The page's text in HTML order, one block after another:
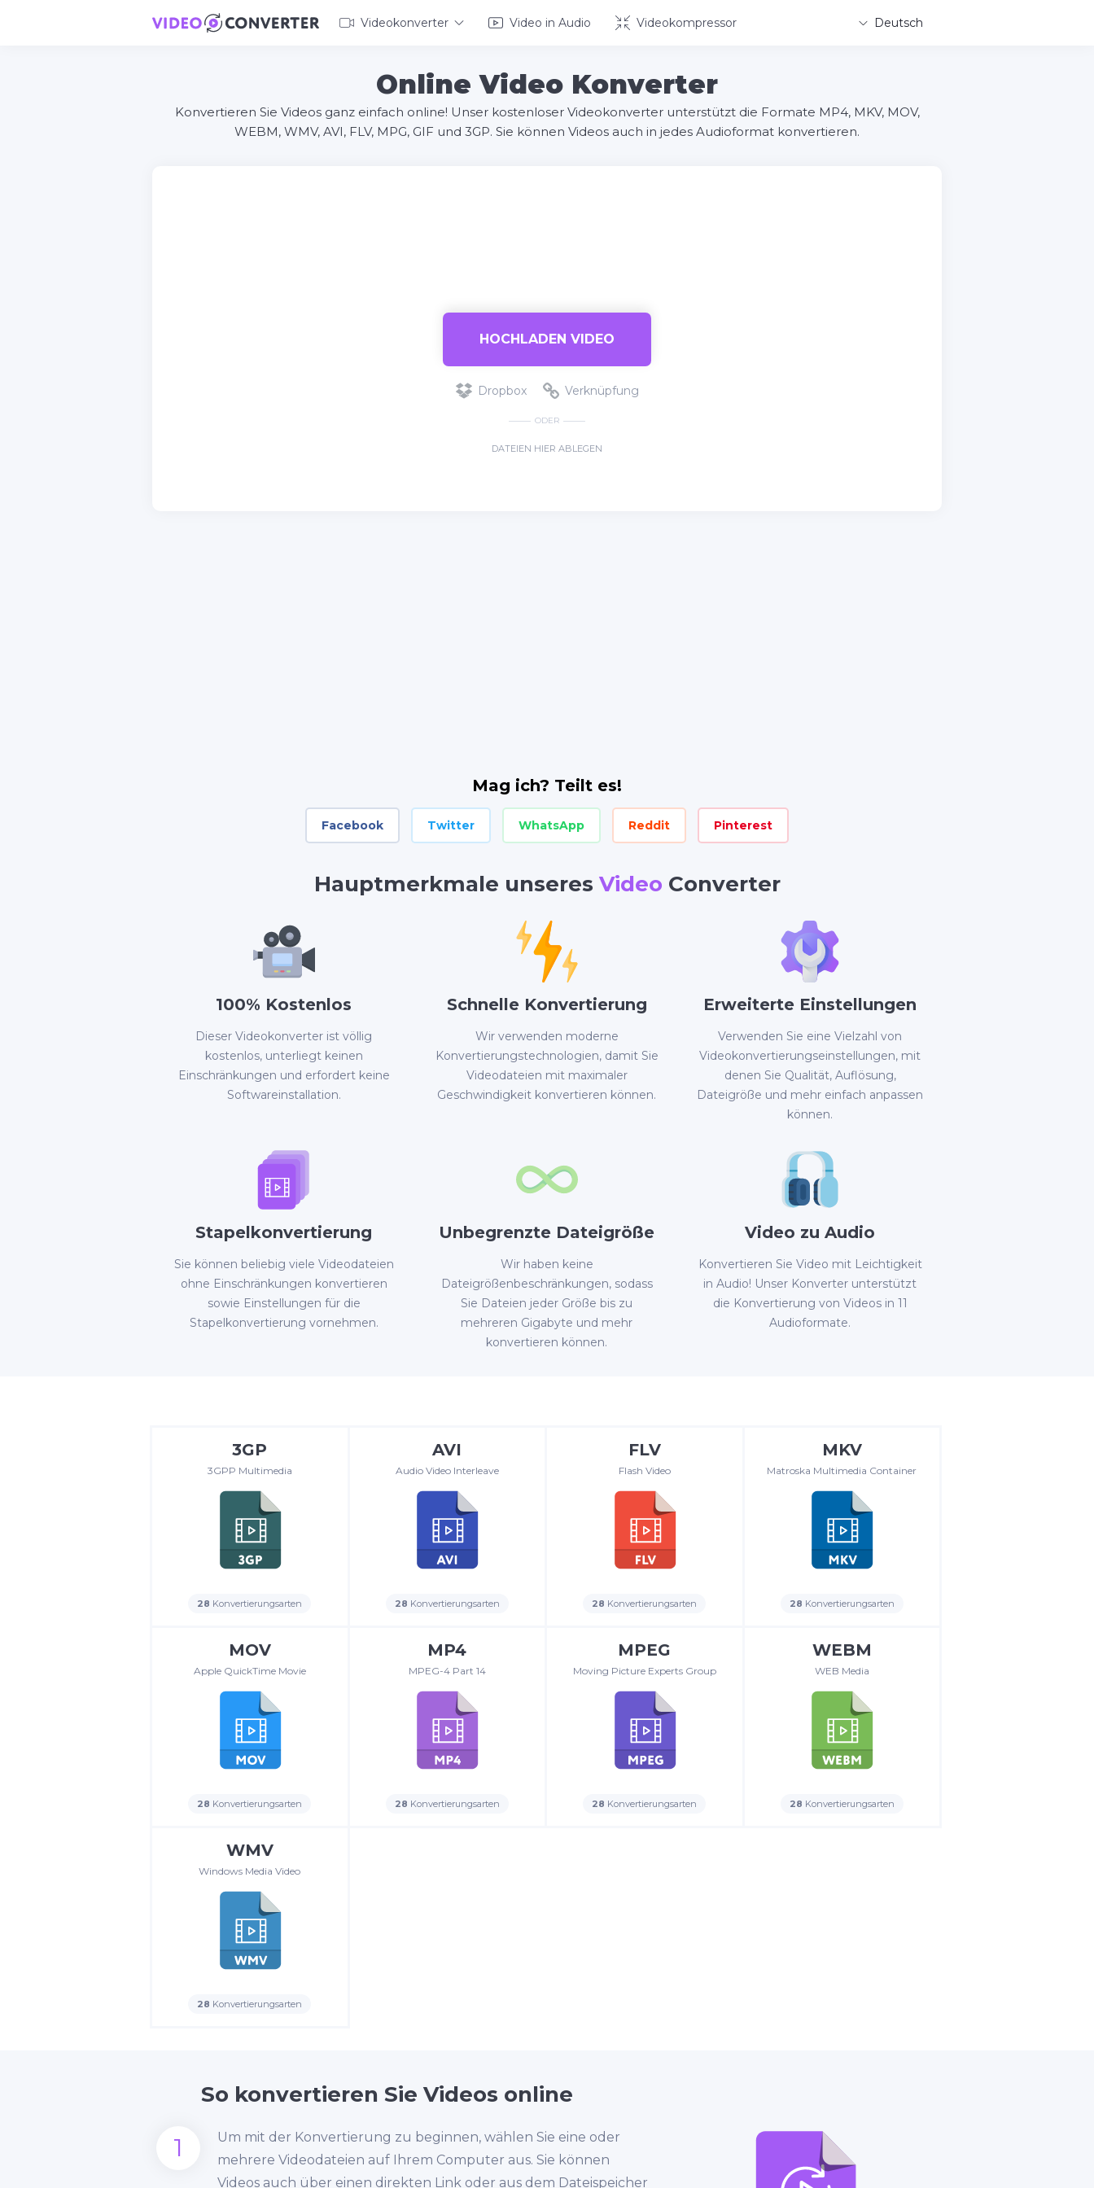
Videokonverter Video in Audio Videokompressor Deutsch
Online Video Konverter
Konvertieren Sie Videos ganz einfach online! Unser kostenloser Videokonverter unterstützt die Formate MP4, MKV, MOV,
WEBM, WMV, AVI, FLV, MPG, GIF und 3GP. Sie können Videos auch in jedes Audioformat konvertieren.
HOCHLADEN VIDEO
Dropbox Verknüpfung
ODER
DATEIEN HIER ABLEGEN
Mag ich? Teilt es!
Facebook Twitter WhatsApp Reddit Pinterest
Hauptmerkmale unseres Video Converter
100% Kostenlos
Dieser Videokonverter ist völlig
kostenlos, unterliegt keinen
Einschränkungen und erfordert keine
Softwareinstallation.
Schnelle Konvertierung
Wir verwenden moderne
Konvertierungstechnologien, damit Sie
Videodateien mit maximaler
Geschwindigkeit konvertieren können.
Erweiterte Einstellungen
Verwenden Sie eine Vielzahl von
Videokonvertierungseinstellungen, mit
denen Sie Qualität, Auflösung,
Dateigröße und mehr einfach anpassen
können.
Stapelkonvertierung
Sie können beliebig viele Videodateien
ohne Einschränkungen konvertieren
sowie Einstellungen für die
Stapelkonvertierung vornehmen.
Unbegrenzte Dateigröße
Wir haben keine
Dateigrößenbeschränkungen, sodass
Sie Dateien jeder Größe bis zu
mehreren Gigabyte und mehr
konvertieren können.
Video zu Audio
Konvertieren Sie Video mit Leichtigkeit
in Audio! Unser Konverter unterstützt
die Konvertierung von Videos in 11
Audioformate.
3GP
3GPP Multimedia
28 Konvertierungsarten
AVI
Audio Video Interleave
28 Konvertierungsarten
FLV
Flash Video
28 Konvertierungsarten
MKV
Matroska Multimedia Container
28 Konvertierungsarten
MOV
Apple QuickTime Movie
28 Konvertierungsarten
MP4
MPEG-4 Part 14
28 Konvertierungsarten
MPEG
Moving Picture Experts Group
28 Konvertierungsarten
WEBM
WEB Media
28 Konvertierungsarten
WMV
Windows Media Video
28 Konvertierungsarten
So konvertieren Sie Videos online
1
Um mit der Konvertierung zu beginnen, wählen Sie eine oder
mehrere Videodateien auf Ihrem Computer aus. Sie können
Videos auch über einen direkten Link oder aus dem Dateispeicher